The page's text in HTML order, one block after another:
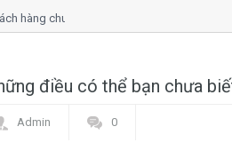
chuyên nghiệp
điều có thể bạn chưa
Admin 0